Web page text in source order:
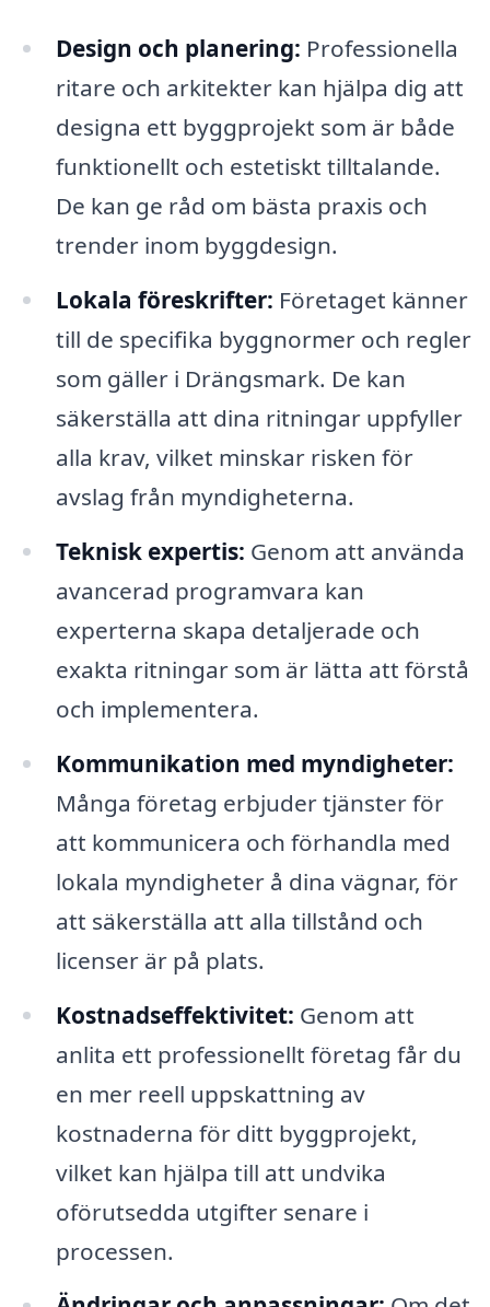
Design och planering: Professionella
ritare och arkitekter kan hjälpa dig att
designa ett byggprojekt som är både
funktionellt och estetiskt tilltalande.
De kan ge råd om bästa praxis och
trender inom byggdesign.
Lokala föreskrifter: Företaget känner
till de specifika byggnormer och regler
som gäller i Drängsmark. De kan
säkerställa att dina ritningar uppfyller
alla krav, vilket minskar risken för
avslag från myndigheterna.
Teknisk expertis: Genom att använda
avancerad programvara kan
experterna skapa detaljerade och
exakta ritningar som är lätta att förstå
och implementera.
Kommunikation med myndigheter:
Många företag erbjuder tjänster för
att kommunicera och förhandla med
lokala myndigheter å dina vägnar, för
att säkerställa att alla tillstånd och
licenser är på plats.
Kostnadseffektivitet: Genom att
anlita ett professionellt företag får du
en mer reell uppskattning av
kostnaderna för ditt byggprojekt,
vilket kan hjälpa till att undvika
oförutsedda utgifter senare i
processen.